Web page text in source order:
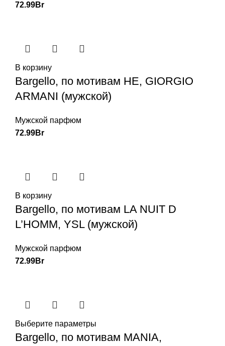
72.99Br
В корзину
Bargello, по мотивам HE, GIORGIO
ARMANI (мужской)
Мужской парфюм
72.99Br
В корзину
Bargello, по мотивам LA NUIT D
L’HOMM, YSL (мужской)
Мужской парфюм
72.99Br
Выберите параметры
Bargello, по мотивам MANIA,